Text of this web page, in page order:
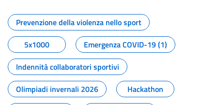
Tutti i contenuti della pagina
Prevenzione della violenza nello sport
5x1000
Emergenza COVID-19 (1)
Indennità collaboratori sportivi
Olimpiadi invernali 2026
Hackathon